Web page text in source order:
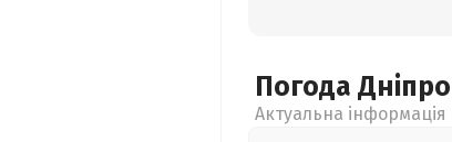
Погода
Актуальна